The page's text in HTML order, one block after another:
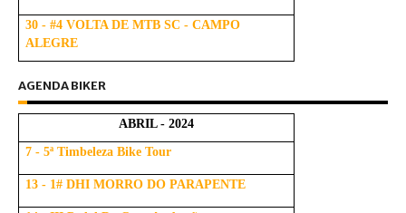
30 - #4 VOLTA DE MTB SC - CAMPO
ALEGRE
AGENDA BIKER
ABRIL - 2024
7 - 5ª Timbeleza Bike Tour
13 - 1# DHI MORRO DO PARAPENTE